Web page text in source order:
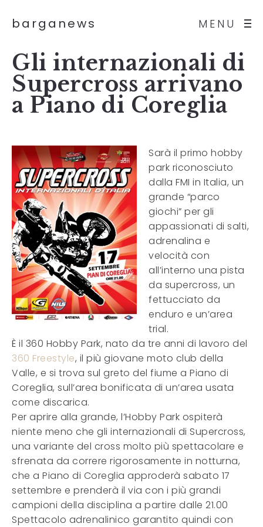
MENU
barganews
Gli internazionali di
Supercross arrivano
a Piano di Coreglia
Sarà il primo hobby
park riconosciuto
dalla FMI in Italia, un
grande “parco
giochi” per gli
appassionati di salti,
adrenalina e
velocità con
all’interno una pista
da supercross, un
fettucciato da
enduro e un’area
trial.
È il 360 Hobby Park, nato da tre anni di lavoro del
360 Freestyle, il più giovane moto club della
Valle, e si trova sul greto del fiume a Piano di
Coreglia, sull’area bonificata di un’area usata
come discarica.
Per aprire alla grande, l’Hobby Park ospiterà
niente meno che gli internazionali di Supercross,
una variante del cross molto più spettacolare e
sfrenata da correre rigorosamente in notturna,
che a Piano di Coreglia approderà sabato 17
settembre e prenderà il via con i più grandi
campioni della disciplina a partire dalle 21.00
Spettacolo adrenalinico garantito quindi con